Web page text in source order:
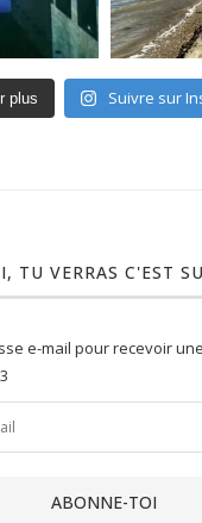
plus Suivre sur
TU VERRAS C'EST
e-mail pour recevoir
ABONNE-TOI
Un joli petit Lot :
19 Juil 2021